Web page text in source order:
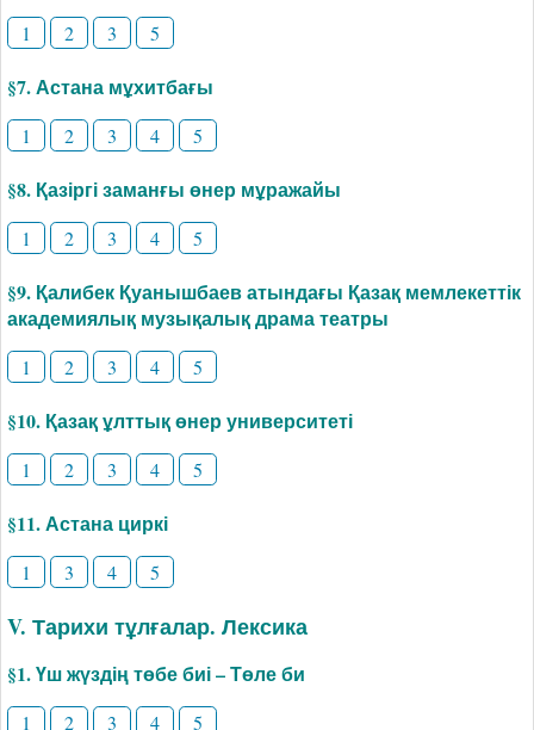
1 2 3 5
§7. Астана мұхитбағы
1 2 3 4 5
§8. Қазіргі заманғы өнер мұражайы
1 2 3 4 5
§9. Қалибек Қуанышбаев атындағы Қазақ мемлекеттік
академиялық музықалық драма театры
1 2 3 4 5
§10. Қазақ ұлттық өнер университеті
1 2 3 4 5
§11. Астана циркі
1 3 4 5
V. Тарихи тұлғалар. Лексика
§1. Үш жүздің төбе биі – Төле би
1 2 3 4 5